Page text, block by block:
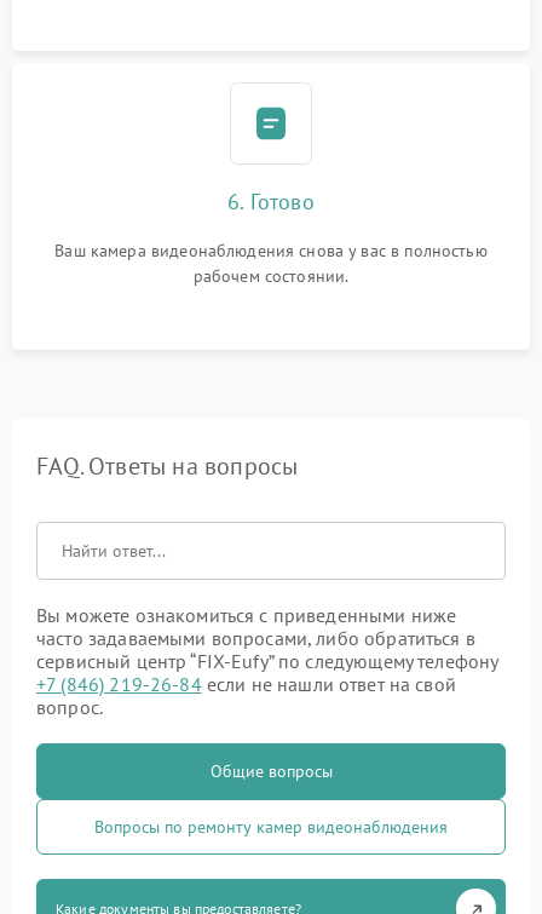
6. Готово
Ваш камера видеонаблюдения снова у вас в полностью
рабочем состоянии.
FAQ. Ответы на вопросы
Вы можете ознакомиться с приведенными ниже
часто задаваемыми вопросами, либо обратиться в
сервисный центр “FIX-Eufy” по следующему телефону
+7 (846) 219-26-84если не нашли ответ на свой
вопрос.
Общие вопросы
Вопросы по ремонту камер видеонаблюдения
Какие документы вы предоставляете?